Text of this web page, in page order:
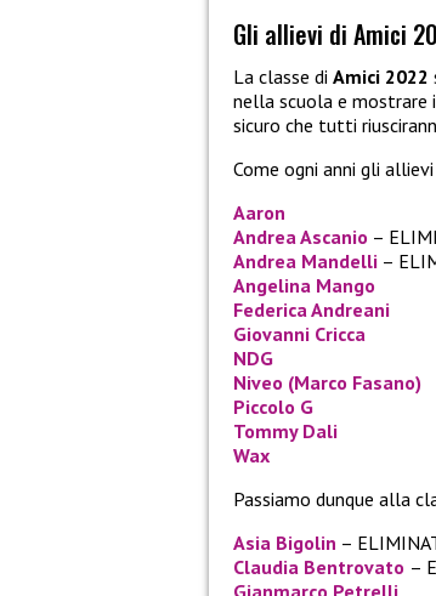
Gli allievi di Amici
La classe di Amici 2022
nella scuola e mostrare
sicuro che tutti
Come ogni anni gli
Aaron
Andrea Ascanio –
Andrea Mandelli –
Angelina Mango
Federica Andreani
Giovanni Cricca
NDG
Niveo (Marco Fasano)
Piccolo G
Tommy Dali
Wax
Passiamo dunque alla
Asia Bigolin –
Claudia Bentrovato –